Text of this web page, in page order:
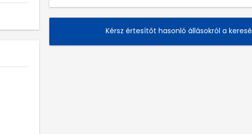
Kérsz értesítőt hasonló állásokról a